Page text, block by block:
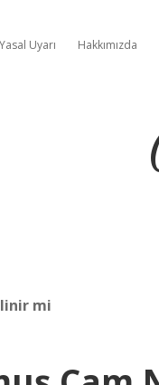
Yasal Uyarı Hakkımızda
mi